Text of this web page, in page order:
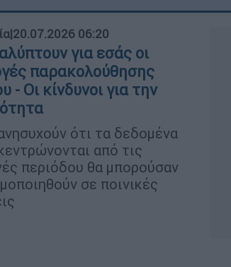
|20.07.2026 06:20
για εσάς οι
παρακολούθησης
- Οι κίνδυνοι για την
ότι τα δεδομένα
από τις
περιόδου θα μπορούσαν
σε ποινικές